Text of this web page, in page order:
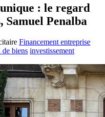
: le regard
Samuel Penalba
Financement entreprise
biens investissement